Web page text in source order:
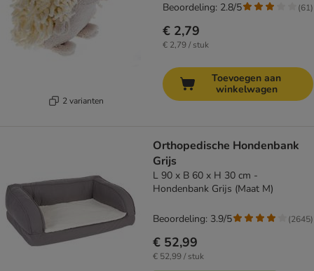
2 varianten
€ 2,79
€ 2,79 / stuk
Beoordeling: 2.8/5 (61)
Toevoegen aan
winkelwagen
Orthopedische Hondenbank
Grijs
L 90 x B 60 x H 30 cm -
Hondenbank Grijs (Maat M)
€ 52,99
€ 52,99 / stuk
Beoordeling: 3.9/5 (2645)